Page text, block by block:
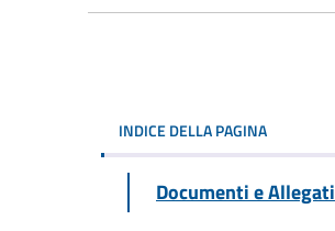
INDICE DELLA PAGINA
Documenti e Allegati